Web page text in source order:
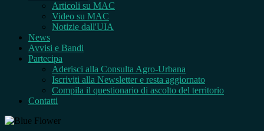
Articoli su MAC
Video su MAC
Notizie dall'UIA
News
Avvisi e Bandi
Partecipa
Aderisci alla Consulta Agro-Urbana
Iscriviti alla Newsletter e resta aggiornato
Compila il questionario di ascolto del territorio
Contatti